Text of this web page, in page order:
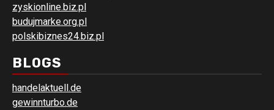
zyskionline.biz.pl
budujmarke.org.pl
polskibiznes24.biz.pl
BLOGS
handelaktuell.de
gewinnturbo.de